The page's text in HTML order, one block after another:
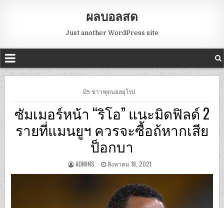
ผลบอลสด
Just another WordPress site
POSTED
ข่าวฟุตบอลยุโรป
ซัมเมอร์หน้า “ริโอ” แนะมิดฟิลด์ 2
รายที่แมนยูฯ ควรจะซื้อถ้หากเสีย
ป็อกบา
ADMINS สิงหาคม 18, 2021